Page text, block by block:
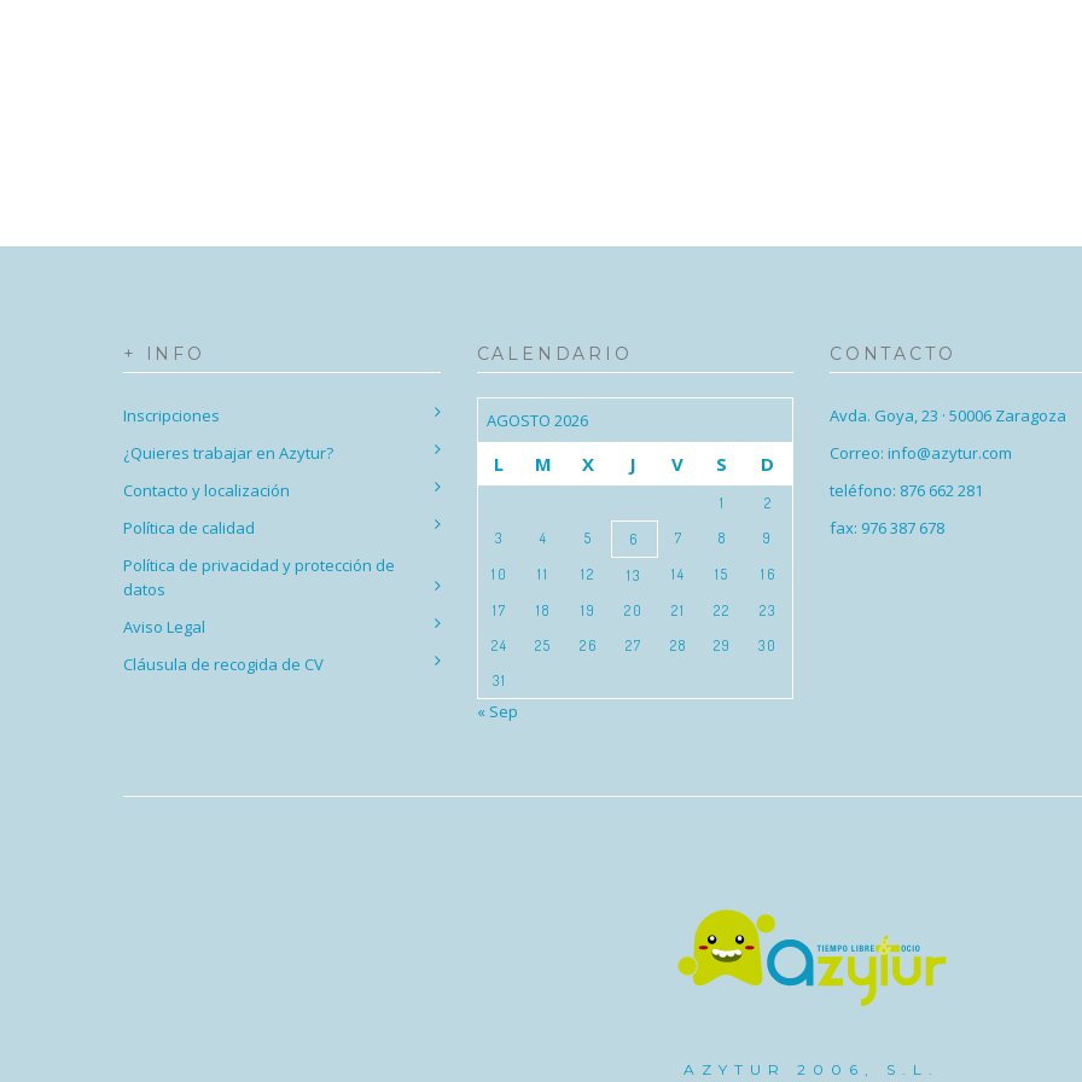
+ INFO
Inscripciones
¿Quieres trabajar en Azytur?
Contacto y localización
Política de calidad
Política de privacidad y protección de
datos
Aviso Legal
Cláusula de recogida de CV
CALENDARIO
AGOSTO 2026
L M X J V S D
1
2
3
4 5 6 7 8
9
10
11 12 13 14 15
16
17
18 19 20 21 22
23
24
25 26 27 28 29
30
31
« Sep
CONTACTO
Avda. Goya, 23 · 50006 Zaragoza
Correo: info@azytur.com
teléfono: 876 662 281
fax: 976 387 678
AZYTUR 2006, S.L.